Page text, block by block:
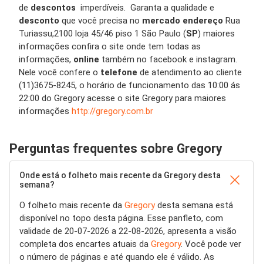
de descontos imperdíveis. Garanta a qualidade e
desconto que você precisa no mercado endereço Rua
Turiassu,2100 loja 45/46 piso 1 São Paulo (SP) maiores
informações confira o site onde tem todas as
informações, online também no facebook e instagram.
Nele você confere o telefone de atendimento ao cliente
(11)3675-8245, o horário de funcionamento das 10:00 ás
22:00 do Gregory acesse o site Gregory para maiores
informações http://gregory.com.br
Perguntas frequentes sobre Gregory
Onde está o folheto mais recente da Gregory desta
semana?
O folheto mais recente da Gregorydesta semana está
disponível no topo desta página. Esse panfleto, com
validade de 20-07-2026 a 22-08-2026, apresenta a visão
completa dos encartes atuais da Gregory. Você pode ver
o número de páginas e até quando ele é válido. As